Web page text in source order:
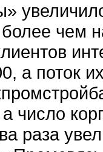
чем
а поток
число
раза